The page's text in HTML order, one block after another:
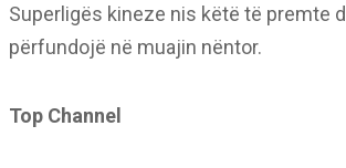
Superligës kineze nis këtë të premte
përfundojë në muajin nëntor.
Top Channel